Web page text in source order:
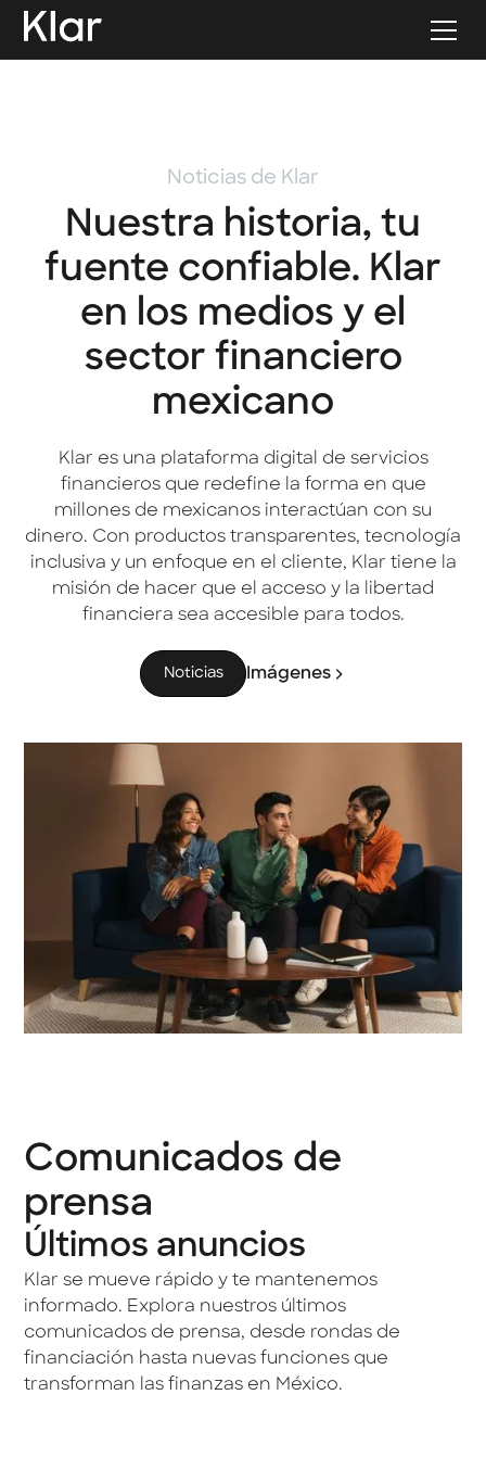
Noticias de Klar
Nuestra historia, tu
fuente confiable. Klar
en los medios y el
sector financiero
mexicano
Klar es una plataforma digital de servicios
financieros que redefine la forma en que
millones de mexicanos interactúan con su
dinero. Con productos transparentes, tecnología
inclusiva y un enfoque en el cliente, Klar tiene la
misión de hacer que el acceso y la libertad
financiera sea accesible para todos.
Noticias Imágenes
Comunicados de
prensa
Últimos anuncios
Klar se mueve rápido y te mantenemos
informado. Explora nuestros últimos
comunicados de prensa, desde rondas de
financiación hasta nuevas funciones que
transforman las finanzas en México.